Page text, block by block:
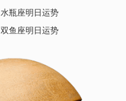
水瓶座明日运势
双鱼座明日运势